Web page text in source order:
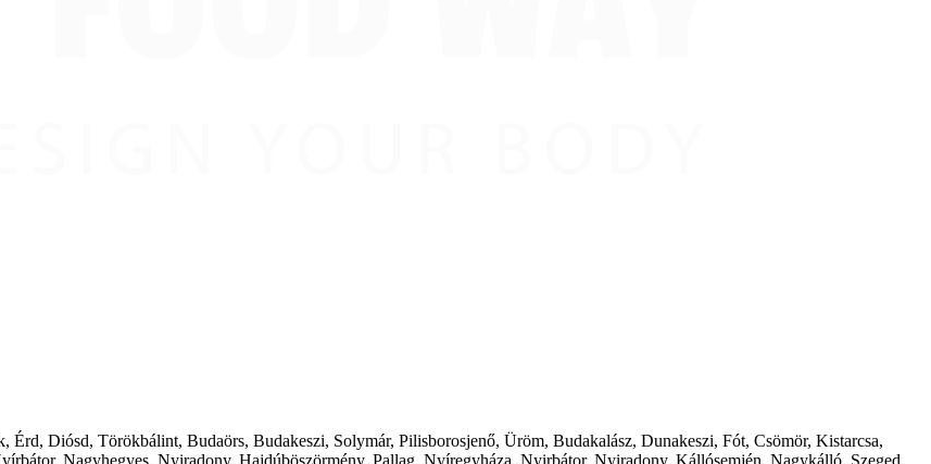
Érd, Diósd, Törökbálint, Budaörs, Budakeszi, Solymár, Pilisborosjenő, Üröm, Budakalász, Dunakeszi, Fót, Csömör, Kistarcsa,
Nagyhegyes, Nyiradony, Hajdúböszörmény, Pallag, Nyíregyháza, Nyirbátor, Nyiradony, Kállósemjén, Nagykálló, Szeged,